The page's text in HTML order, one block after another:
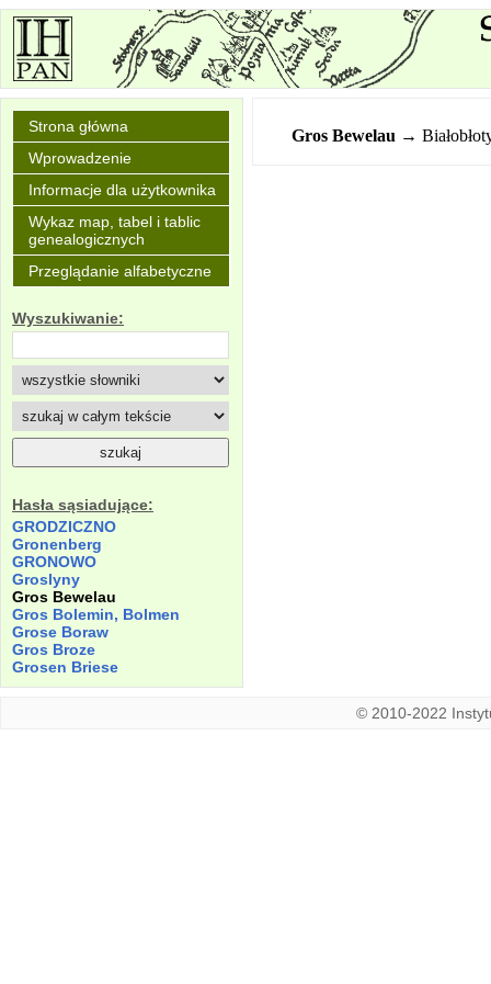
Strona główna
Wprowadzenie
Informacje dla użytkownika
Wykaz map, tabel i tablic
genealogicznych
Przeglądanie alfabetyczne
Wyszukiwanie:
Hasła sąsiadujące:
GRODZICZNO
Gronenberg
GRONOWO
Groslyny
Gros Bewelau
Gros Bolemin, Bolmen
Grose Boraw
Gros Broze
Grosen Briese
Gros Bewelau →
© 2010-2022